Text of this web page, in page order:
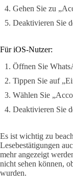
Gehen Sie zu
Deaktivieren Sie
Für iOS-Nutzer:
Öffnen Sie
Tippen Sie auf
Wählen Sie
Deaktivieren Sie
Es ist wichtig zu
Lesebestätigungen
mehr angezeigt
nicht sehen können,
wurden.